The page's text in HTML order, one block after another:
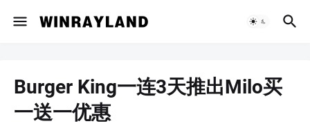
Burger King一连3天推出Milo买
一送一优惠